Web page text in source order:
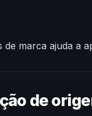
de marca ajuda a
de